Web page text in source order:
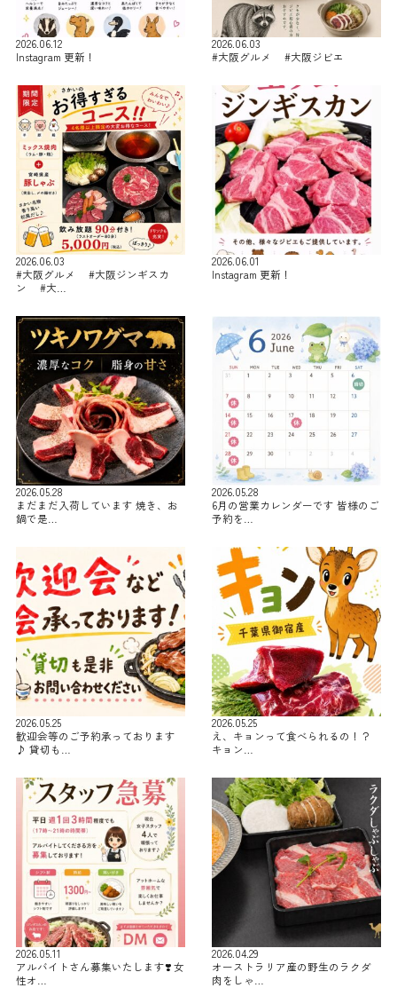
2026.06.12
Instagram 更新！
2026.06.03
#大阪グルメ #大阪ジビエ
2026.06.03
#大阪グルメ #大阪ジンギスカ
ン #大…
2026.06.01
Instagram 更新！
2026.05.28
まだまだ入荷しています 焼き、お
鍋で是…
2026.05.28
6月の営業カレンダーです 皆様のご
予約を…
2026.05.25
歓迎会等のご予約承っております
♪ 貸切も…
2026.05.25
え、キョンって食べられるの！？
キョン…
2026.05.11
アルバイトさん募集いたします❣️ 女
性オ…
2026.04.29
オーストラリア産の野生のラクダ
肉をしゃ…